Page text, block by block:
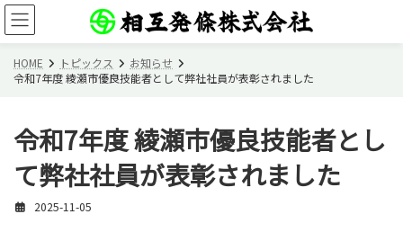
コ
ン
テ
ナ
ビ
ゲ
HOME トピックス
お知らせ
令和7年度 綾瀬市優良技能者として弊社社員が表彰されました
令和7年度 綾瀬市優良技能者とし
て弊社社員が表彰されました
2025-11-05